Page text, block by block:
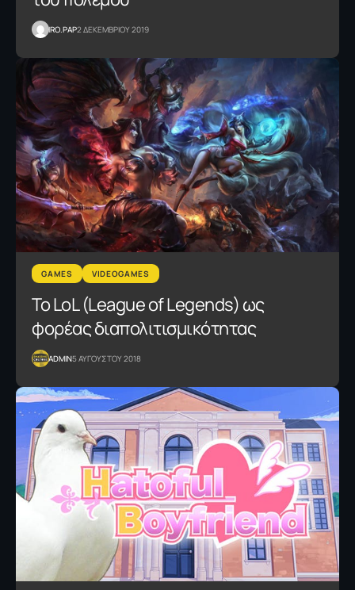
IRO.PAP2 ΔΕΚΕΜΒΡΙΟΥ 2019
GAMES VIDEOGAMES
Το LoL (League of Legends) ως
φορέας διαπολιτισμικότητας
ADMIN5 ΑΥΓΟΥΣΤΟΥ 2018